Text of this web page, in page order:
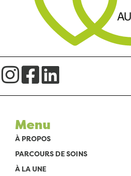
Menu
À PROPOS
PARCOURS DE SOINS
À LA UNE